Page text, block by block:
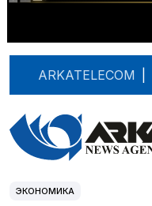
ARKATELECOM
ЭКОНОМИКА